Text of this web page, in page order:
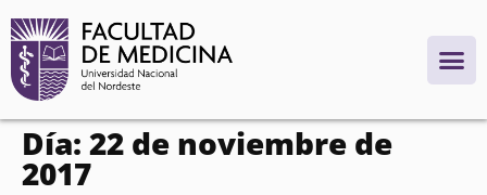
contenido
Día: 22 de noviembre de
2017